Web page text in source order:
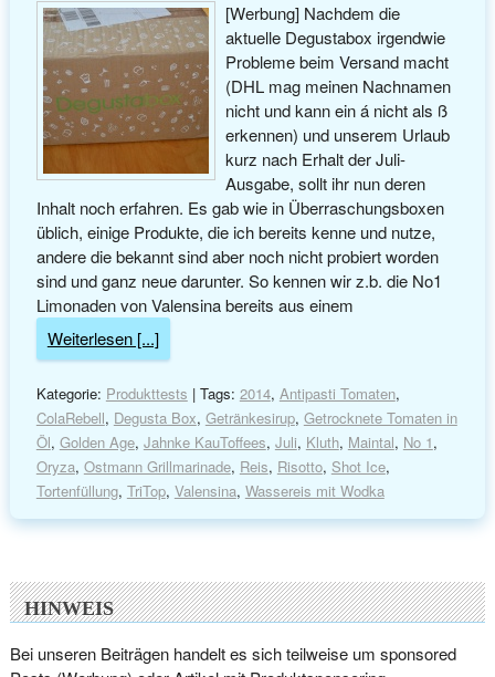
[Werbung] Nachdem die
aktuelle Degustabox irgendwie
Probleme beim Versand macht
(DHL mag meinen Nachnamen
nicht und kann ein á nicht als ß
erkennen) und unserem Urlaub
kurz nach Erhalt der Juli-
Ausgabe, sollt ihr nun deren
Inhalt noch erfahren. Es gab wie in Überraschungsboxen
üblich, einige Produkte, die ich bereits kenne und nutze,
andere die bekannt sind aber noch nicht probiert worden
sind und ganz neue darunter. So kennen wir z.b. die No1
Limonaden von Valensina bereits aus einem
Weiterlesen [...]
Kategorie: Produkttests | Tags: 2014, Antipasti Tomaten,
ColaRebell, Degusta Box, Getränkesirup, Getrocknete Tomaten in
Öl, Golden Age, Jahnke KauToffees, Juli, Kluth, Maintal, No 1,
Oryza, Ostmann Grillmarinade, Reis, Risotto, Shot Ice,
Tortenfüllung, TriTop, Valensina, Wassereis mit Wodka
HINWEIS
Bei unseren Beiträgen handelt es sich teilweise um sponsored